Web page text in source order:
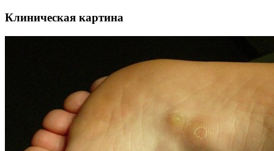
Клиническая картина